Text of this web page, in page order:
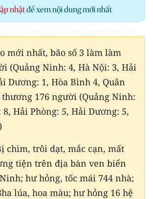
NAM
OCOP - MỖI XÃ
nhậtđể xem nội dung mới nhất
mới nhất, bão số 3 làm làm
(Quảng Ninh: 4, Hà Nội: 3, Hải
Dương: 1, Hòa Bình 4, Quân
176 người (Quảng Ninh:
8, Hải Phòng: 5, Hải Dương: 5,
chìm, trôi dạt, mắc cạn, mất
tiện trên địa bàn ven biển
hư hỏng, tốc mái 744 nhà;
lúa, hoa màu; hư hỏng 16 hệ